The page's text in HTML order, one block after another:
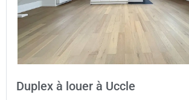
Duplex à louer à Uccle